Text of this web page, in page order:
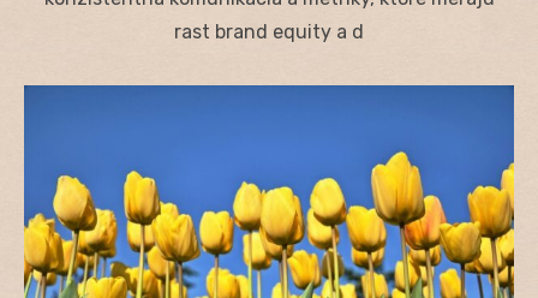
rast brand equity a d